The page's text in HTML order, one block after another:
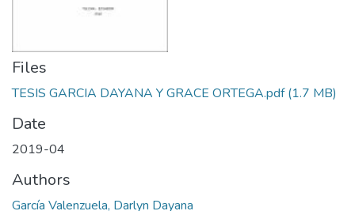
Files
TESIS GARCIA DAYANA Y GRACE ORTEGA.pdf(1.7 MB)
Date
2019-04
Authors
García Valenzuela, Darlyn Dayana